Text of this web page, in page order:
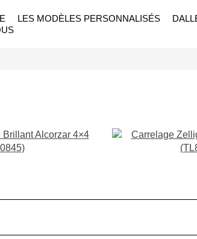
LES MODÈLES PERSONNALISÉS